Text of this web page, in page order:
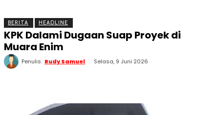
BERITA HEADLINE
KPK Dalami Dugaan Suap Proyek di
Muara Enim
Penulis: Rudy Samuel Selasa, 9 Juni 2026